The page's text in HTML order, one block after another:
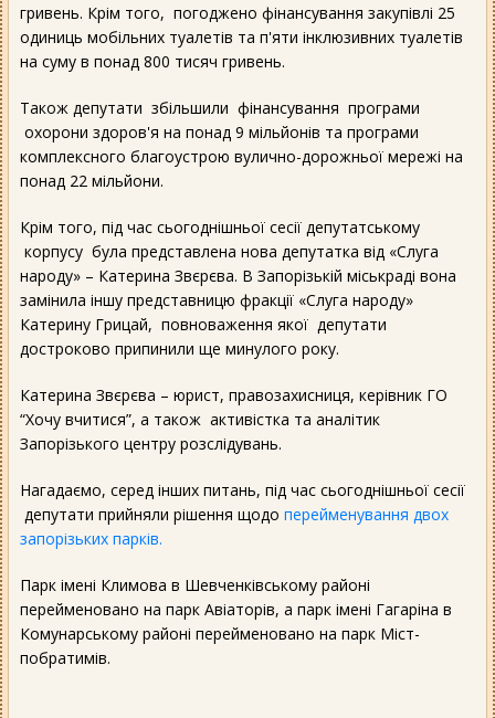
гривень. Крім того, погоджено фінансування закупівлі 25
одиниць мобільних туалетів та п'яти інклюзивних туалетів
на суму в понад 800 тисяч гривень.
Також депутати збільшили фінансування програми
охорони здоров'я на понад 9 мільйонів та програми
комплексного благоустрою вулично-дорожньої мережі на
понад 22 мільйони.
Крім того, під час сьогоднішньої сесії депутатському
корпусу була представлена нова депутатка від «Слуга
народу» – Катерина Звєрєва. В Запорізькій міськраді вона
замінила іншу представницю фракції «Слуга народу»
Катерину Грицай, повноваження якої депутати
достроково припинили ще минулого року.
Катерина Звєрєва – юрист, правозахисниця, керівник ГО
“Хочу вчитися”, а також активістка та аналітик
Запорізького центру розслідувань.
Нагадаємо, серед інших питань, під час сьогоднішньої сесії
депутати прийняли рішення щодо перейменування двох
запорізьких парків.
Парк імені Климова в Шевченківському районі
перейменовано на парк Авіаторів, а парк імені Гагаріна в
Комунарському районі перейменовано на парк Міст-
побратимів.